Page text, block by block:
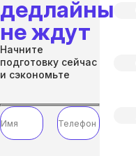
дедлайны
не ждут
Начните
подготовку сейчас
и сэкономьте